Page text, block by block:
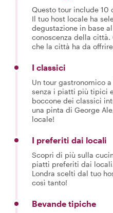
Questo tour include 10
Il tuo host locale ha
degustazione in base
conoscenza della
che la città ha da
I classici
Un tour gastronomico
senza i piatti più tipici
boccone dei classici
una pinta di George
locale!
I preferiti dai locali
Scopri di più sulla
piatti preferiti dai
Londra scelti dal tuo
così tanto!
Bevande tipiche